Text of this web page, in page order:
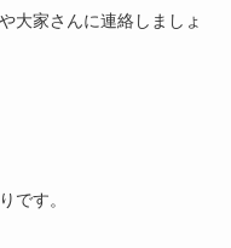
大家さんに連絡しましょ
です。